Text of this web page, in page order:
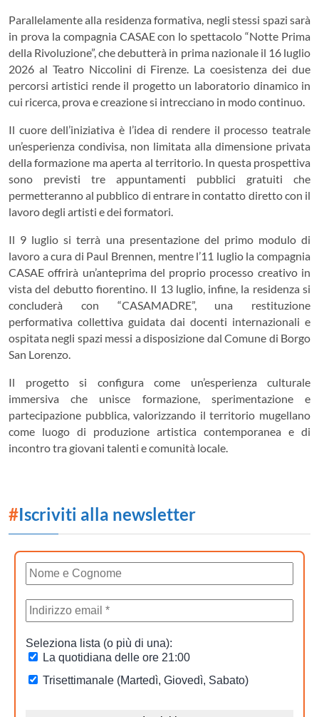
Parallelamente alla residenza formativa, negli stessi spazi sarà
in prova la compagnia CASAE con lo spettacolo “Notte Prima
della Rivoluzione”, che debutterà in prima nazionale il 16 luglio
2026 al Teatro Niccolini di Firenze. La coesistenza dei due
percorsi artistici rende il progetto un laboratorio dinamico in
cui ricerca, prova e creazione si intrecciano in modo continuo.
Il cuore dell’iniziativa è l’idea di rendere il processo teatrale
un’esperienza condivisa, non limitata alla dimensione privata
della formazione ma aperta al territorio. In questa prospettiva
sono previsti tre appuntamenti pubblici gratuiti che
permetteranno al pubblico di entrare in contatto diretto con il
lavoro degli artisti e dei formatori.
Il 9 luglio si terrà una presentazione del primo modulo di
lavoro a cura di Paul Brennen, mentre l’11 luglio la compagnia
CASAE offrirà un’anteprima del proprio processo creativo in
vista del debutto fiorentino. Il 13 luglio, infine, la residenza si
concluderà con “CASAMADRE”, una restituzione
performativa collettiva guidata dai docenti internazionali e
ospitata negli spazi messi a disposizione dal Comune di Borgo
San Lorenzo.
Il progetto si configura come un’esperienza culturale
immersiva che unisce formazione, sperimentazione e
partecipazione pubblica, valorizzando il territorio mugellano
come luogo di produzione artistica contemporanea e di
incontro tra giovani talenti e comunità locale.
#Iscriviti alla newsletter